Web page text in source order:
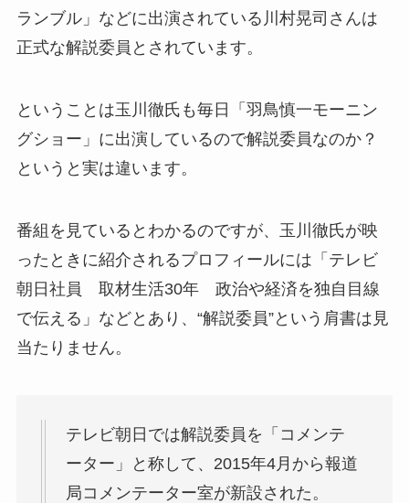
ランブル」などに出演されている川村晃司さんは
正式な解説委員とされています。
ということは玉川徹氏も毎日「羽鳥慎一モーニン
グショー」に出演しているので解説委員なのか？
というと実は違います。
番組を見ているとわかるのですが、玉川徹氏が映
ったときに紹介されるプロフィールには「テレビ
朝日社員 取材生活30年 政治や経済を独自目線
で伝える」などとあり、“解説委員”という肩書は見
当たりません。
テレビ朝日では解説委員を「コメンテ
ーター」と称して、2015年4月から報道
局コメンテーター室が新設された。